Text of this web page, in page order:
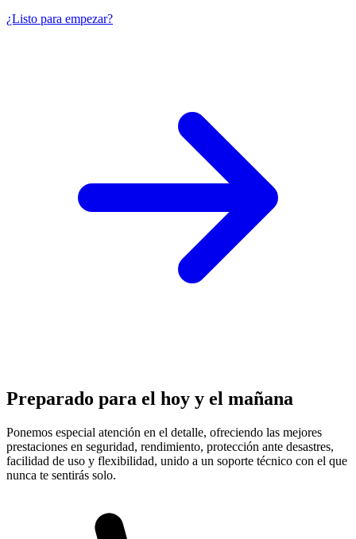
¿Listo para empezar?
Preparado para el hoy y el mañana
Ponemos especial atención en el detalle, ofreciendo las mejores
prestaciones en seguridad, rendimiento, protección ante desastres,
facilidad de uso y flexibilidad, unido a un soporte técnico con el que
nunca te sentirás solo.